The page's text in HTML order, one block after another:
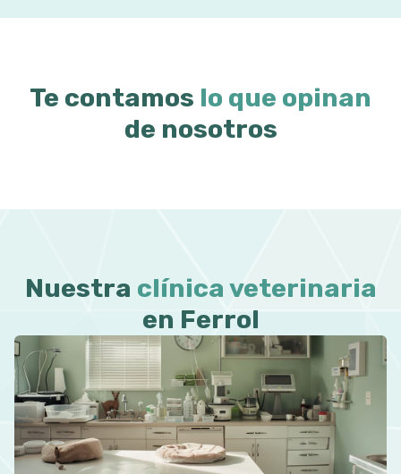
Te contamos lo que opinan
de nosotros
Nuestra clínica veterinaria
en Ferrol